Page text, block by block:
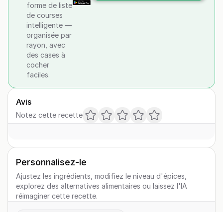
forme de liste
de courses
intelligente —
organisée par
rayon, avec
des cases à
cocher
faciles.
Avis
Notez cette recette
Personnalisez-le
Ajustez les ingrédients, modifiez le niveau d'épices,
explorez des alternatives alimentaires ou laissez l'IA
réimaginer cette recette.